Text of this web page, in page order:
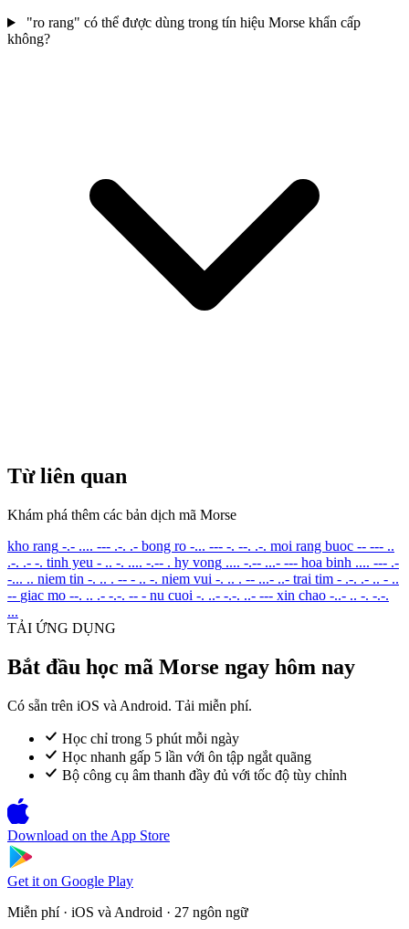
"ro rang" có thể được dùng trong tín hiệu Morse khẩn cấp
không?
Từ liên quan
Khám phá thêm các bản dịch mã Morse
kho rang -.- .... --- .-. .- bong ro -... --- -. --. .-. moi rang buoc -- --- ..
.-. .- -. tinh yeu - .. -. .... -.-- . hy vong .... -.-- ...- --- hoa binh .... --- .-
-... .. niem tin -. .. . -- - .. -. niem vui -. .. . -- ...- ..- trai tim - .-. .- .. - ..
-- giac mo --. .. .- -.-. -- - nu cuoi -. ..- -.-. ..- --- xin chao -..- .. -. -.-.
...
TẢI ỨNG DỤNG
Bắt đầu học mã Morse ngay hôm nay
Có sẵn trên iOS và Android. Tải miễn phí.
Học chỉ trong 5 phút mỗi ngày
Học nhanh gấp 5 lần với ôn tập ngắt quãng
Bộ công cụ âm thanh đầy đủ với tốc độ tùy chỉnh
Download on the App Store
Get it on Google Play
Miễn phí · iOS và Android · 27 ngôn ngữ